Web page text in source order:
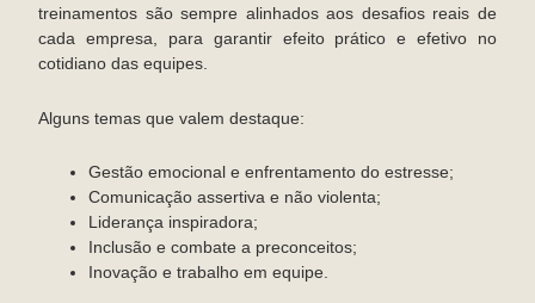
treinamentos são sempre alinhados aos desafios reais de
cada empresa, para garantir efeito prático e efetivo no
cotidiano das equipes.
Alguns temas que valem destaque:
Gestão emocional e enfrentamento do estresse;
Comunicação assertiva e não violenta;
Liderança inspiradora;
Inclusão e combate a preconceitos;
Inovação e trabalho em equipe.